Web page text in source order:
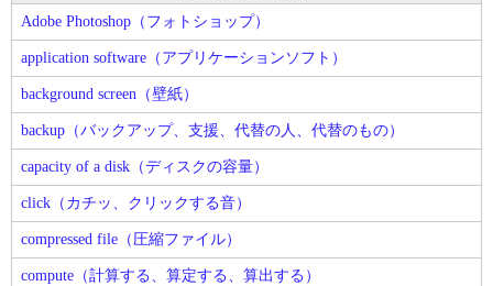
Adobe Photoshop（フォトショップ）
application software（アプリケーションソフト）
background screen（壁紙）
backup（バックアップ、支援、代替の人、代替のもの）
capacity of a disk（ディスクの容量）
click（カチッ、クリックする音）
compressed file（圧縮ファイル）
compute（計算する、算定する、算出する）